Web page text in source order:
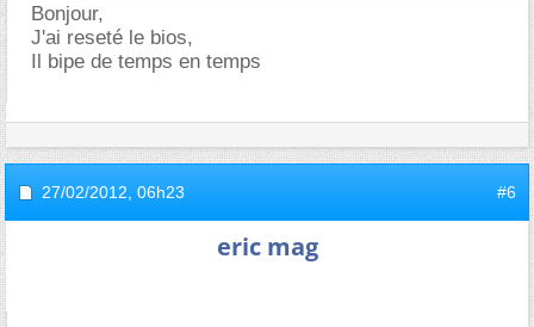
Bonjour,
J'ai reseté le bios,
Il bipe de temps en temps
27/02/2012, 06h23 #6
eric mag